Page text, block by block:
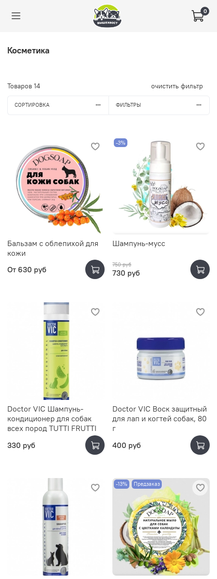
0
Косметика
Товаров 14 очистить фильтр
СОРТИРОВКА ФИЛЬТРЫ
Бальзам с облепихой для
кожи
От 630 руб
-3%
Шампунь-мусс
750 руб
730 руб
Doctor VIC Шампунь-
кондиционер для собак
всех пород TUTTI FRUTTI
330 руб
Doctor VIC Воск защитный
для лап и когтей собак, 80
г
400 руб
-13% Предзаказ